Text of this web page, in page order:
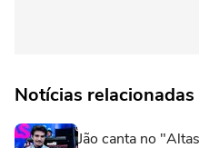
Notícias relacionadas
Jão canta no